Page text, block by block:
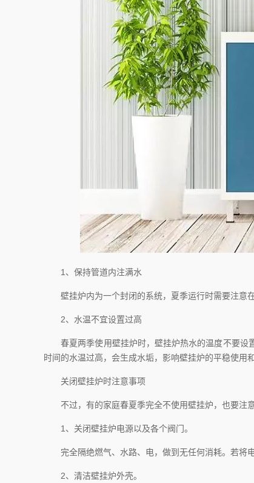
1、保持管道内注满水
壁挂炉内为一个封闭的系统，夏季运行时需要注意在
2、水温不宜设置过高
春夏两季使用壁挂炉时，壁挂炉热水的温度不要设
时间的水温过高，会生成水垢，影响壁挂炉的平稳使用
关闭壁挂炉时注意事项
不过，有的家庭春夏季完全不使用壁挂炉，也要注意
1、关闭壁挂炉电源以及各个阀门。
完全隔绝燃气、水路、电，做到无任何消耗。若将电
2、清洁壁挂炉外壳。